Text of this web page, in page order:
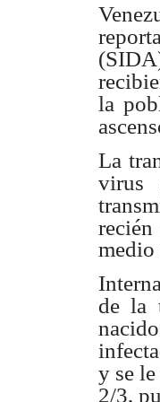
la
La
virus
medio
de la
y se
2/3,